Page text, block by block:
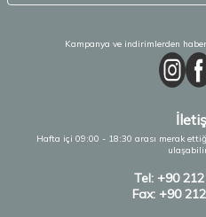
Kampanya ve indirimlerden
Hafta içi 09:00 - 18:30 arası merak
Tel: +90
Fax: +90